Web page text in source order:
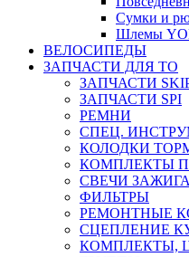
Сумки и
Шлемы
ВЕЛОСИПЕДЫ
ЗАПЧАСТИ ДЛЯ ТО
ЗАПЧАСТИ
ЗАПЧАСТИ SPI
РЕМНИ
СПЕЦ.
КОЛОДКИ
КОМПЛЕКТЫ
СВЕЧИ
ФИЛЬТРЫ
РЕМОНТНЫЕ
СЦЕПЛЕНИЕ
КОМПЛЕКТЫ,